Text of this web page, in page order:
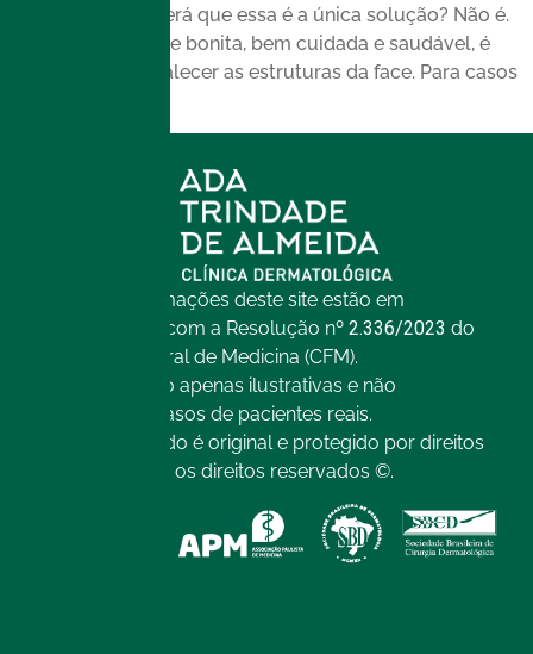
reduzi-los, mas será que essa é a única solução? Não é.
Para manter a pele bonita, bem cuidada e saudável, é
fundamental fortalecer as estruturas da face. Para casos
Todas as informações deste site estão em
conformidade com a Resolução nº 2.336/2023 do
Conselho Federal de Medicina (CFM).
As imagens são apenas ilustrativas e não
representam casos de pacientes reais.
Todo o conteúdo é original e protegido por direitos
autorais. Todos os direitos reservados ©.